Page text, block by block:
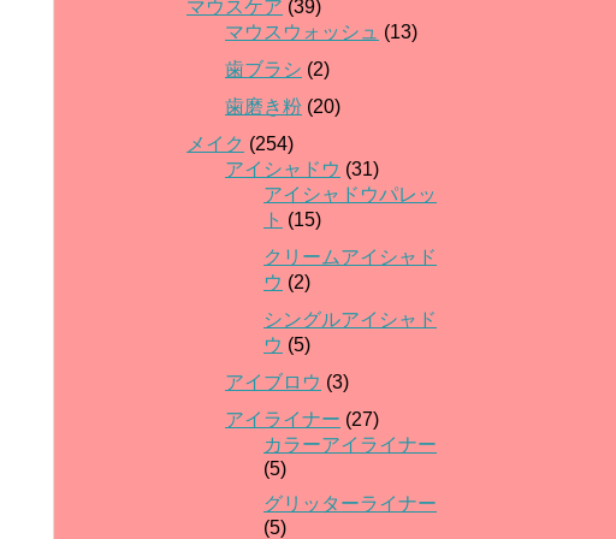
マウスケア (39)
マウスウォッシュ (13)
歯ブラシ (2)
歯磨き粉 (20)
メイク (254)
アイシャドウ (31)
アイシャドウパレッ
ト (15)
クリームアイシャド
ウ (2)
シングルアイシャド
ウ (5)
アイブロウ (3)
アイライナー (27)
カラーアイライナー
(5)
グリッターライナー
(5)